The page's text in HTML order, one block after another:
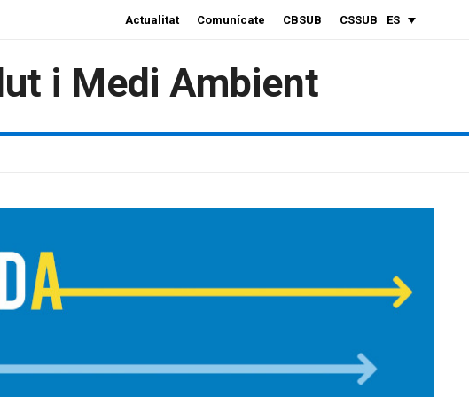
ES
Actualitat Comunícate CBSUB CSSUB
i Medi Ambient